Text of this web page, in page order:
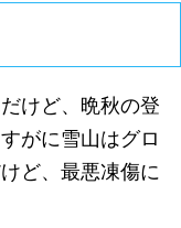
けど、晩秋の登
がに雪山はグロ
ど、最悪凍傷に